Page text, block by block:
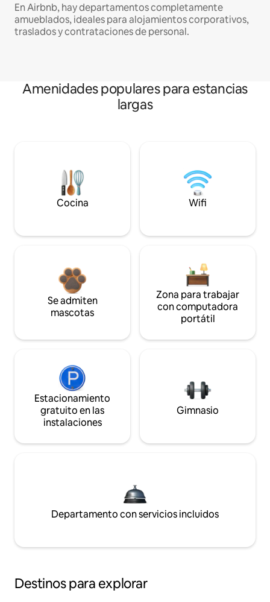
En Airbnb, hay departamentos completamente
amueblados, ideales para alojamientos corporativos,
traslados y contrataciones de personal.
Amenidades populares para estancias
largas
Cocina Wifi
Se admiten
mascotas
Zona para trabajar
con computadora
portátil
Estacionamiento
gratuito en las
instalaciones
Gimnasio
Departamento con servicios incluidos
Destinos para explorar